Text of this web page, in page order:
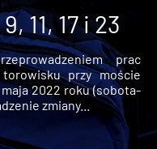
11, 17 i 23
prac
przy moście
2022 roku (sobota-
zmiany...